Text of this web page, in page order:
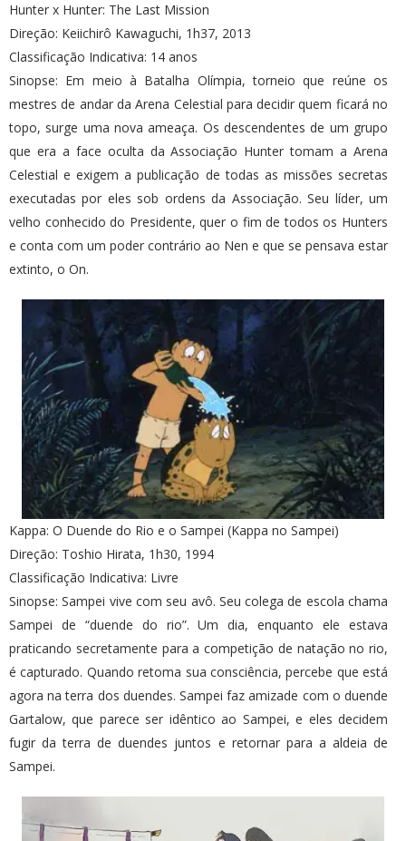
Hunter x Hunter: The Last Mission
Direção: Keiichirô Kawaguchi, 1h37, 2013
Classificação Indicativa: 14 anos
Sinopse: Em meio à Batalha Olímpia, torneio que reúne os
mestres de andar da Arena Celestial para decidir quem ficará no
topo, surge uma nova ameaça. Os descendentes de um grupo
que era a face oculta da Associação Hunter tomam a Arena
Celestial e exigem a publicação de todas as missões secretas
executadas por eles sob ordens da Associação. Seu líder, um
velho conhecido do Presidente, quer o fim de todos os Hunters
e conta com um poder contrário ao Nen e que se pensava estar
extinto, o On.
Kappa: O Duende do Rio e o Sampei (Kappa no Sampei)
Direção: Toshio Hirata, 1h30, 1994
Classificação Indicativa: Livre
Sinopse: Sampei vive com seu avô. Seu colega de escola chama
Sampei de “duende do rio”. Um dia, enquanto ele estava
praticando secretamente para a competição de natação no rio,
é capturado. Quando retoma sua consciência, percebe que está
agora na terra dos duendes. Sampei faz amizade com o duende
Gartalow, que parece ser idêntico ao Sampei, e eles decidem
fugir da terra de duendes juntos e retornar para a aldeia de
Sampei.